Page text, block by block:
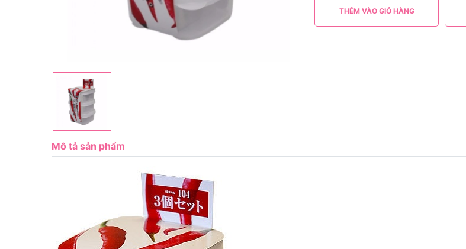
THÊM VÀO GIỎ HÀNG
Mô tả sản phẩm